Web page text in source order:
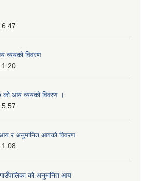
विवरण
को आय व्ययको विवरण ।
र अनुमानित आयको विवरण
को अनुमानित आय